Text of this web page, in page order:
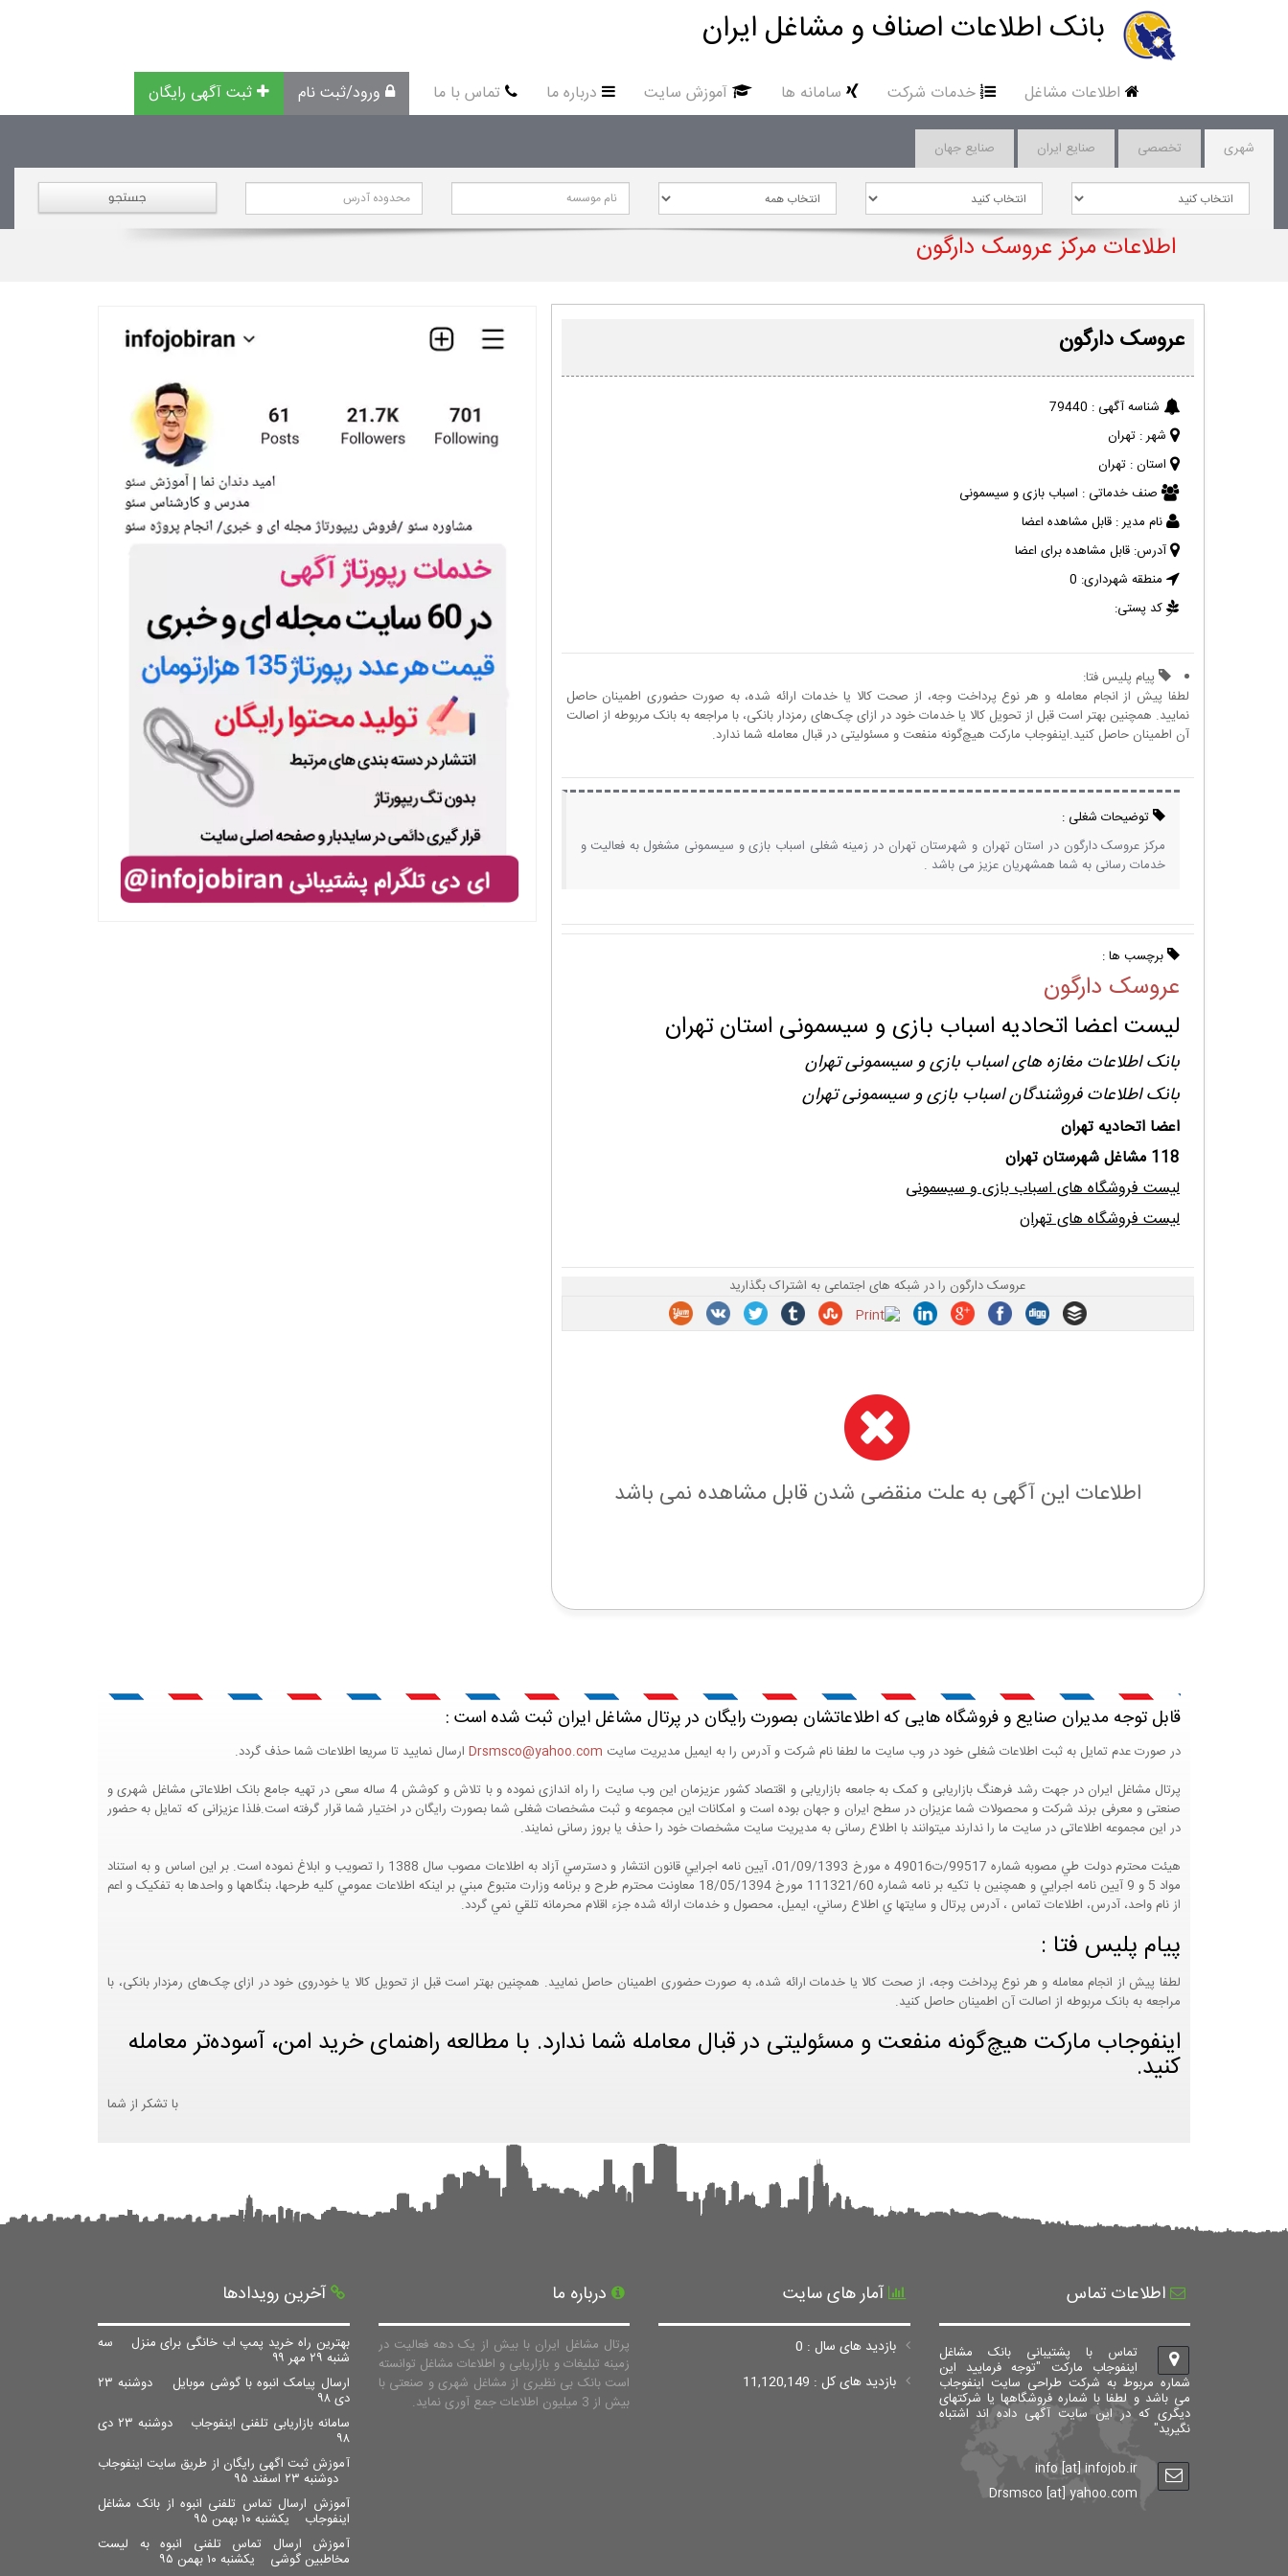
بانک اطلاعات اصناف و مشاغل ایران
اطلاعات مشاغل خدمات شرکت سامانه ها آموزش سایت درباره ما تماس با ما ورود/ثبت نام ثبت آگهی رایگان
شهری تخصصی صنایع ایران صنایع جهان
جستجو
اطلاعات مرکز عروسک دارگون
عروسک دارگون
شناسه آگهی : 79440
شهر : تهران
استان : تهران
صنف خدماتی : اسباب بازی و سیسمونی
نام مدیر : قابل مشاهده اعضا
آدرس: قابل مشاهده برای اعضا
منطقه شهرداری: 0
کد پستی:
پیام پلیس فتا:
لطفا پیش از انجام معامله و هر نوع پرداخت وجه، از صحت کالا یا خدمات ارائه شده، به صورت حضوری اطمینان حاصل
نمایید. همچنین بهتر است قبل از تحویل کالا یا خدمات خود در ازای چک‌های رمزدار بانکی، با مراجعه به بانک مربوطه از اصالت
آن اطمینان حاصل کنید.اینفوجاب مارکت هیچ‌گونه منفعت و مسئولیتی در قبال معامله شما ندارد.
توضیحات شغلی :
مرکز عروسک دارگون در استان تهران و شهرستان تهران در زمینه شغلی اسباب بازی و سیسمونی مشغول به فعالیت و
خدمات رسانی به شما همشهریان عزیز می باشد .
برچسب ها :
عروسک دارگون
لیست اعضا اتحادیه اسباب بازی و سیسمونی استان تهران
بانک اطلاعات مغازه های اسباب بازی و سیسمونی تهران
بانک اطلاعات فروشندگان اسباب بازی و سیسمونی تهران
اعضا اتحادیه تهران
118 مشاغل شهرستان تهران
لیست فروشگاه های اسباب بازی و سیسمونی
لیست فروشگاه های تهران
عروسک دارگون را در شبکه های اجتماعی به اشتراک بگذارید
اطلاعات این آگهی به علت منقضی شدن قابل مشاهده نمی باشد
قابل توجه مدیران صنایع و فروشگاه هایی که اطلاعاتشان بصورت رایگان در پرتال مشاغل ایران ثبت شده است :
در صورت عدم تمایل به ثبت اطلاعات شغلی خود در وب سایت ما لطفا نام شرکت و آدرس را به ایمیل مدیریت سایت Drsmsco@yahoo.com ارسال نمایید تا سریعا اطلاعات شما حذف گردد.
پرتال مشاغل ایران در جهت رشد فرهنگ بازاریابی و کمک به جامعه بازاریابی و اقتصاد کشور عزیزمان این وب سایت را راه اندازی نموده و با تلاش و کوشش 4 ساله سعی در تهیه جامع بانک اطلاعاتی مشاغل شهری و
صنعتی و معرفی برند شرکت و محصولات شما عزیزان در سطح ایران و جهان بوده است و امکانات این مجموعه و ثبت مشخصات شغلی شما بصورت رایگان در اختیار شما قرار گرفته است.فلذا عزیزانی که تمایل به حضور
در این مجموعه اطلاعاتی در سایت ما را ندارند میتوانند با اطلاع رسانی به مدیریت سایت مشخصات خود را حذف یا بروز رسانی نمایند.
هيئت محترم دولت طي مصوبه شماره 99517/ت49016 ه مورخ 01/09/1393، آيين نامه اجرايي قانون انتشار و دسترسي آزاد به اطلاعات مصوب سال 1388 را تصويب و ابلاغ نموده است. بر اين اساس و به استناد
مواد 5 و 9 آيين نامه اجرايي و همچنين با تکيه بر نامه شماره 111321/60 مورخ 18/05/1394 معاونت محترم طرح و برنامه وزارت متبوع مبني بر اينکه اطلاعات عمومي کليه طرحها، بنگاهها و واحدها به تفکيک و اعم
از نام واحد، آدرس، اطلاعات تماس ، آدرس پرتال و سايتها ي اطلاع رساني، ايميل، محصول و خدمات ارائه شده جزء اقلام محرمانه تلقي نمي گردد.
پیام پلیس فتا :
لطفا پیش از انجام معامله و هر نوع پرداخت وجه، از صحت کالا یا خدمات ارائه شده، به صورت حضوری اطمینان حاصل نمایید. همچنین بهتر است قبل از تحویل کالا یا خودروی خود در ازای چک‌های رمزدار بانکی، با
مراجعه به بانک مربوطه از اصالت آن اطمینان حاصل کنید.
اینفوجاب مارکت هیچ‌گونه منفعت و مسئولیتی در قبال معامله شما ندارد. با مطالعه راهنمای خرید امن، آسوده‌تر معامله
کنید.
با تشکر از شما
اطلاعات تماس
تماس با پشتیبانی بانک مشاغل
اینفوجاب مارکت "توجه فرمایید این
شماره مربوط به شرکت طراحی سایت اینفوجاب
می باشد و لطفا با شماره فروشگاهها یا شرکتهای
دیگری که در این سایت آگهی داده اند اشتباه
نگیرید"
info [at] infojob.ir
Drsmsco [at] yahoo.com
آمار های سایت
بازدید های سال : 0
بازدید های کل : 11,120,149
درباره ما
پرتال مشاغل ایران با بیش از یک دهه فعالیت در
زمینه تبلیغات و بازاریابی و اطلاعات مشاغل توانسته
است بانک بی نظیری از مشاغل شهری و صنعتی با
بیش از 3 میلیون اطلاعات جمع آوری نماید.
آخرین رویدادها
بهترین راه خرید پمپ اب خانگی برای منزل سه
شنبه ۲۹ مهر ۹۹
ارسال پیامک انبوه با گوشی موبایل
دوشنبه ۲۳
دی ۹۸
سامانه بازاریابی تلفنی اینفوجاب
دوشنبه ۲۳ دی
۹۸
آموزش ثبت اگهی رایگان از طریق سایت اینفوجاب
دوشنبه ۲۳ اسفند ۹۵
آموزش ارسال تماس تلفنی انبوه از بانک مشاغل
اینفوجاب یکشنبه ۱۰ بهمن ۹۵
آموزش ارسال تماس تلفنی انبوه به لیست
مخاطبین گوشی یکشنبه ۱۰ بهمن ۹۵